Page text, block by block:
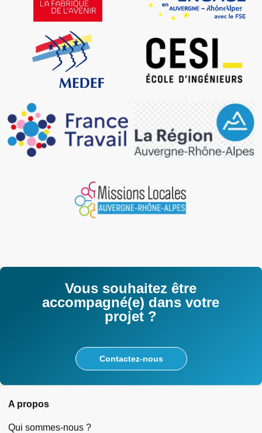
Vous souhaitez être
accompagné(e) dans votre
projet ?
Contactez-nous
A propos
Qui sommes-nous ?